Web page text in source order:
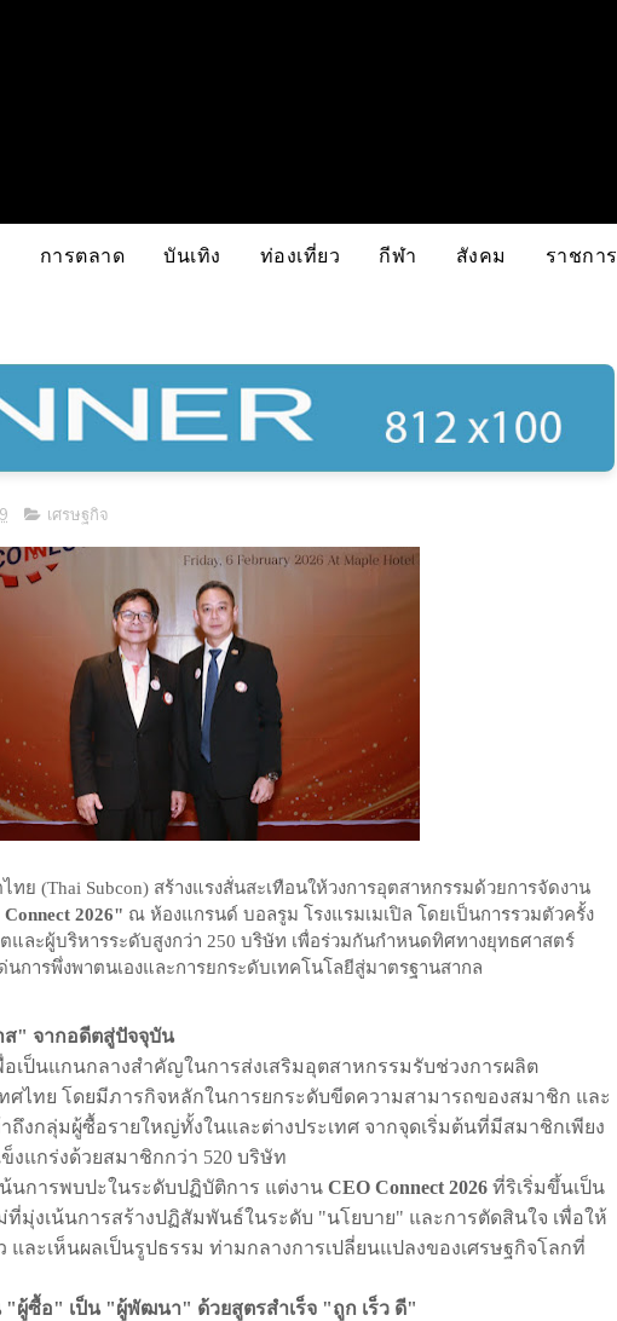
การตลาด บันเทิง ท่องเที่ยว กีฬา สังคม ราชการ
เศรษฐกิจ
ทย (Thai Subcon) สร้างแรงสั่นสะเทือนให้วงการอุตสาหกรรมด้วยการจัดงาน
2026" ณ ห้องแกรนด์ บอลรูม โรงแรมเมเปิล โดยเป็นการรวมตัวครั้ง
และผู้บริหารระดับสูงกว่า 250 บริษัท เพื่อร่วมกันกำหนดทิศทางยุทธศาสตร์
นการพึ่งพาตนเองและการยกระดับเทคโนโลยีสู่มาตรฐานสากล
ส" จากอดีตสู่ปัจจุบัน
อเป็นแกนกลางสำคัญในการส่งเสริมอุตสาหกรรมรับช่วงการผลิต
ศไทย โดยมีภารกิจหลักในการยกระดับขีดความสามารถของสมาชิก และ
ถึงกลุ่มผู้ซื้อรายใหญ่ทั้งในและต่างประเทศ จากจุดเริ่มต้นที่มีสมาชิกเพียง
งแกร่งด้วยสมาชิกกว่า 520 บริษัท
นการพบปะในระดับปฏิบัติการ แต่งาน CEO Connect 2026 ที่ริเริ่มขึ้นเป็น
มุ่งเน้นการสร้างปฏิสัมพันธ์ในระดับ "นโยบาย" และการตัดสินใจ เพื่อให้
และเห็นผลเป็นรูปธรรม ท่ามกลางการเปลี่ยนแปลงของเศรษฐกิจโลกที่
"ผู้ซื้อ" เป็น"ผู้พัฒนา" ด้วยสูตรสำเร็จ"ถูก เร็ว ดี"